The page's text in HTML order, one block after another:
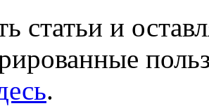
статьи и
.